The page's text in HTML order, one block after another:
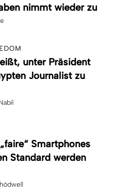
nimmt wieder zu
unter Präsident
Journalist zu
Smartphones
Standard werden